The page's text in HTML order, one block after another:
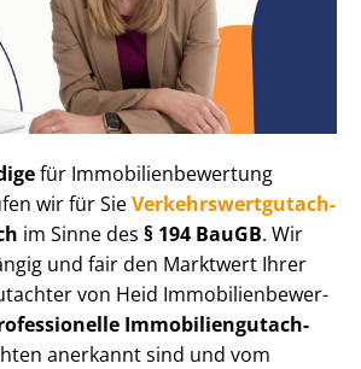
für Im­mo­bi­li­en­be­wer­tung
wir für SieVer­kehrs­wert­gut­ach­
im Sinne des § 194 BauGB. Wir
und fair den Marktwert Ihrer
von Heid Im­mo­bi­li­en­be­wer­
Im­mo­bi­li­en­gut­ach­
anerkannt sind und vom